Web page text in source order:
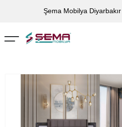
Şema Mobilya